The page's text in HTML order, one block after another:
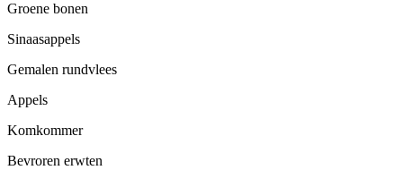
Groene bonen
Sinaasappels
Gemalen rundvlees
Appels
Komkommer
Bevroren erwten